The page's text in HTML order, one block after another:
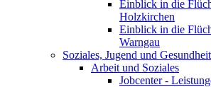
Einblick in die
Holzkirchen
Einblick in die
Warngau
Soziales, Jugend und Gesundheit
Arbeit und Soziales
Jobcenter -